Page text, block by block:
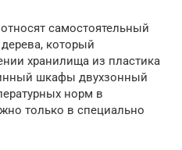
самостоятельный
который
хранилища из пластика
шкафы двухзонный
норм в
только в специально